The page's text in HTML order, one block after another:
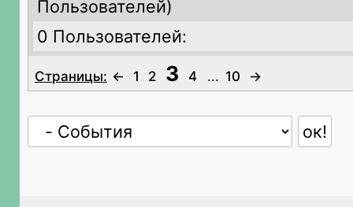
Пользователей)
0 Пользователей:
Страницы: ← 1 2 3 4 ... 10 →